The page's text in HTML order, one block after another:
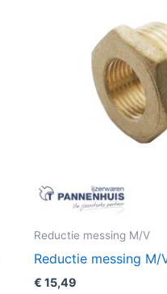
Reductie messing M/V
Reductie messing M/
€ 15,49